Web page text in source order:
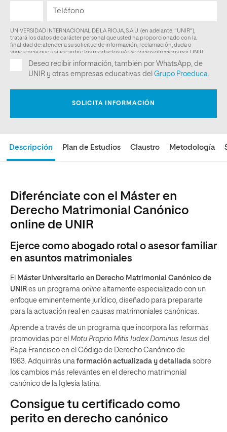
Descripción Plan de Estudios Claustro Metodología
Diferénciate con el Máster en
Derecho Matrimonial Canónico
online de UNIR
Ejerce como abogado rotal o asesor familiar
en asuntos matrimoniales
El Máster Universitario en Derecho Matrimonial Canónico de
UNIR es un programa online altamente especializado con un
enfoque eminentemente jurídico, diseñado para prepararte
para la actuación real en causas matrimoniales canónicas.
Aprende a través de un programa que incorpora las reformas
promovidas por el Motu Proprio Mitis Iudex Dominus Iesus del
Papa Francisco en el Código de Derecho Canónico de
1983. Adquirirás una formación actualizada y detallada sobre
los cambios más relevantes en el derecho matrimonial
canónico de la Iglesia latina.
Consigue tu certificado como
perito en derecho canónico